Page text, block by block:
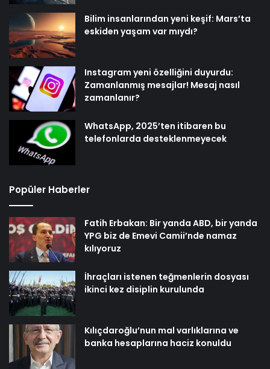
Bilim insanlarından yeni keşif: Mars’ta
eskiden yaşam var mıydı?
Instagram yeni özelliğini duyurdu:
Zamanlanmış mesajlar! Mesaj nasıl
zamanlanır?
WhatsApp, 2025’ten itibaren bu
telefonlarda desteklenmeyecek
Popüler Haberler
Fatih Erbakan: Bir yanda ABD, bir yanda
YPG biz de Emevi Camii’nde namaz
kılıyoruz
İhraçları istenen teğmenlerin dosyası
ikinci kez disiplin kurulunda
Kılıçdaroğlu’nun mal varlıklarına ve
banka hesaplarına haciz konuldu